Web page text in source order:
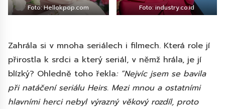
Foto: Hellokpop.com Foto: industry.co.id
Zahrála si v mnoha seriálech i filmech. Která role jí
přirostla k srdci a který seriál, v němž hrála, je jí
blízký? Ohledně toho řekla: “Nejvíc jsem se bavila
při natáčení seriálu Heirs. Mezi mnou a ostatními
hlavními herci nebyl výrazný věkový rozdíl, proto